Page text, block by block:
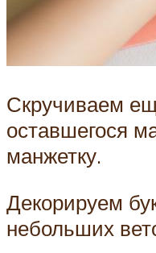
Скручиваем
оставшегося
манжетку.
Декорируем
небольших